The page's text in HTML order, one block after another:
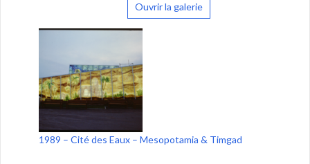
Ouvrir la galerie
1989 – Cité des Eaux – Mesopotamia & Timgad